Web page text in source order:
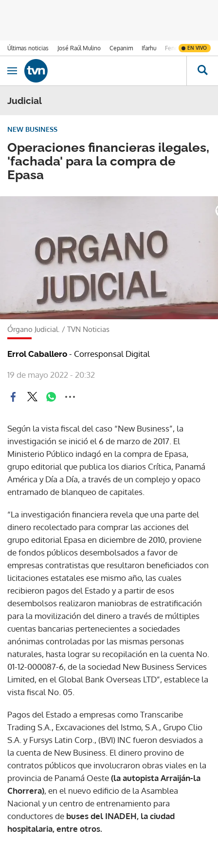
Últimas noticias José Raúl Mulino Cepanim Ifarhu Fenómeno de El
EN VIVO
Ir al contenido
Obrir navegació
Judicial
Operaciones financieras ilegales,
'fachada' para la compra de
Epasa
NEW BUSINESS
Órgano Judicial. / TVN Noticias
Errol Caballero - Corresponsal Digital
19 de mayo 2022 - 20:32
Según la vista fiscal del caso “New Business”, la
investigación se inició el 6 de marzo de 2017. El
Ministerio Público indagó en la compra de Epasa,
grupo editorial que publica los diarios Crítica, Panamá
América y Día a Día, a través de un complejo y opaco
entramado de blanqueo de capitales.
“La investigación financiera revela que una parte del
dinero recolectado para comprar las acciones del
grupo editorial Epasa en diciembre de 2010, proviene
de fondos públicos desembolsados a favor de
empresas contratistas que resultaron beneficiados con
licitaciones estatales ese mismo año, las cuales
recibieron pagos del Estado y a partir de esos
desembolsos realizaron maniobras de estratificación
para la movilización del dinero a través de múltiples
cuentas bancarias pertenecientes a sociedades
anónimas controladas por las mismas personas
naturales, hasta lograr su recopilación en la cuenta No.
01-12-000087-6, de la sociedad New Business Services
Limited, en el Global Bank Overseas LTD”, establece la
vista fiscal No. 05.
Pagos del Estado a empresas como Transcaribe
Trading S.A., Excavaciones del Istmo, S.A., Grupo Clio
S.A. y Fursys Latin Corp., (BVI) INC fueron desviados a
la cuenta de New Business. El dinero provino de
contratos públicos que involucraron obras viales en la
provincia de Panamá Oeste(la autopista Arraiján-la
Chorrera), en el nuevo edificio de la Asamblea
Nacional y un centro de entrenamiento para
conductores de buses del INADEH, la ciudad
hospitalaria, entre otros.